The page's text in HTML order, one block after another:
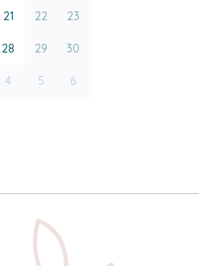
21 22 23
28 29 30
4 5 6